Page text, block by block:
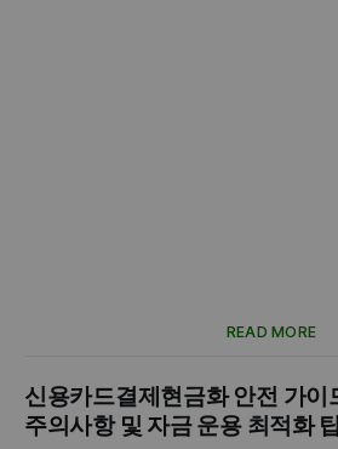
READ MORE
신용카드결제현금화 안전 가
주의사항 및 자금 운용 최적화 팁